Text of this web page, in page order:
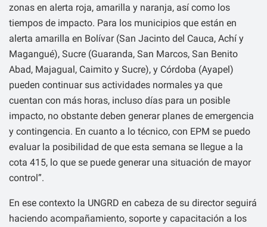
zonas en alerta roja, amarilla y naranja, así como los
tiempos de impacto. Para los municipios que están en
alerta amarilla en Bolívar (San Jacinto del Cauca, Achí y
Magangué), Sucre (Guaranda, San Marcos, San Benito
Abad, Majagual, Caimito y Sucre), y Córdoba (Ayapel)
pueden continuar sus actividades normales ya que
cuentan con más horas, incluso días para un posible
impacto, no obstante deben generar planes de emergencia
y contingencia. En cuanto a lo técnico, con EPM se puedo
evaluar la posibilidad de que esta semana se llegue a la
cota 415, lo que se puede generar una situación de mayor
control”.
En ese contexto la UNGRD en cabeza de su director seguirá
haciendo acompañamiento, soporte y capacitación a los